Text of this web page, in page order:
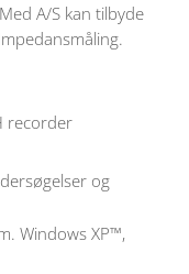
A/S kan tilbyde
recorder
og
Windows XP™,